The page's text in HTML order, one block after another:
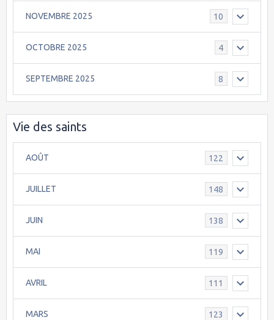
NOVEMBRE 2025 10
OCTOBRE 2025 4
SEPTEMBRE 2025 8
Vie des saints
AOÛT 122
JUILLET 148
JUIN 138
MAI 119
AVRIL 111
MARS 123